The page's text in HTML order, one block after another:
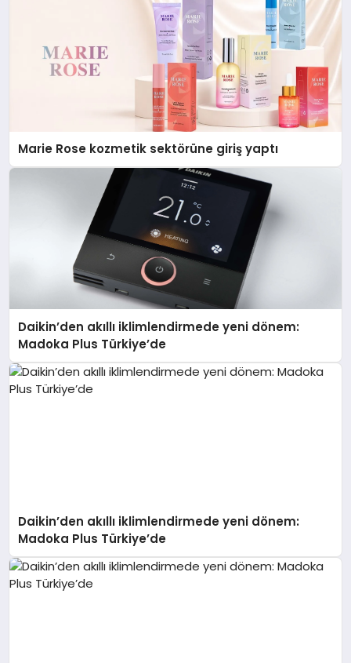
Marie Rose kozmetik sektörüne giriş yaptı
Daikin’den akıllı iklimlendirmede yeni dönem:
Madoka Plus Türkiye’de
Daikin’den akıllı iklimlendirmede yeni dönem:
Madoka Plus Türkiye’de